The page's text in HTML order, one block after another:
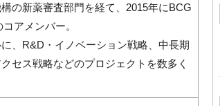
の新薬審査部門を経て、2015年にBCG
アメンバー。
、R&D・イノベーション戦略、中長期
セス戦略などのプロジェクトを数多く